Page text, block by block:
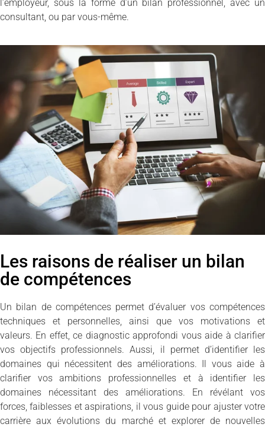
l’employeur, sous la forme d’un bilan professionnel, avec un
consultant, ou par vous-même.
Les raisons de réaliser un bilan
de compétences
Un bilan de compétences permet d’évaluer vos compétences
techniques et personnelles, ainsi que vos motivations et
valeurs. En effet, ce diagnostic approfondi vous aide à clarifier
vos objectifs professionnels. Aussi, il permet d’identifier les
domaines qui nécessitent des améliorations. Il vous aide à
clarifier vos ambitions professionnelles et à identifier les
domaines nécessitant des améliorations. En révélant vos
forces, faiblesses et aspirations, il vous guide pour ajuster votre
carrière aux évolutions du marché et explorer de nouvelles